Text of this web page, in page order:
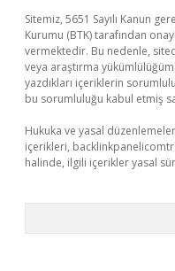
Sitemiz, 5651 Sayılı Kanun
Kurumu (BTK) tarafından
vermektedir. Bu nedenle,
veya araştırma
yazdıkları içeriklerin
bu sorumluluğu kabul etmiş
Hukuka ve yasal
içerikleri,
halinde, ilgili içerikler yasal